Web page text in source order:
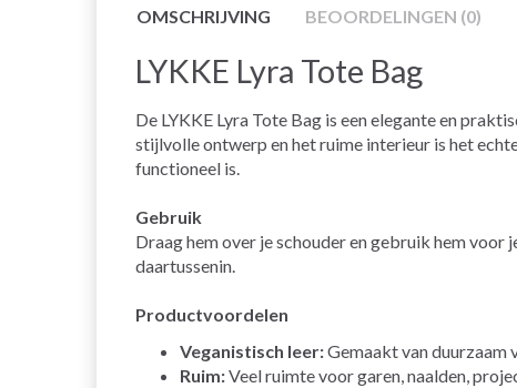
OMSCHRIJVING BEOORDELINGEN (0)
LYKKE Lyra Tote Bag
De LYKKE Lyra Tote Bag is een elegante en
stijlvolle ontwerp en het ruime interieur is het
functioneel is.
Gebruik
Draag hem over je schouder en gebruik hem voor
daartussenin.
Productvoordelen
Veganistisch leer:Gemaakt van duurzaam
Ruim:Veel ruimte voor garen, naalden,